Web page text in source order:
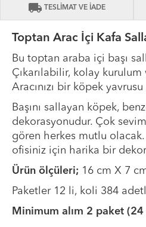
local_shipping TESLİMAT VE İADE
Toptan Arac İçi Kafa
Bu toptan araba içi başı
Çıkarılabilir, kolay kurulum
Aracınızı bir köpek
Başını sallayan köpek,
dekorasyonudur. Çok
gören herkes mutlu olacak.
ofisiniz için harika bir
Ürün ölçüleri; 16 cm X 7
Paketler 12 li, koli 384
Minimum alım 2 paket